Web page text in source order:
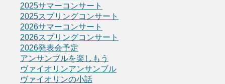
2025サマーコンサート
2025スプリングコンサート
2026サマーコンサート
2026スプリングコンサート
2026発表会予定
アンサンブルを楽しもう
ヴァイオリンアンサンブル
ヴァイオリンの小話